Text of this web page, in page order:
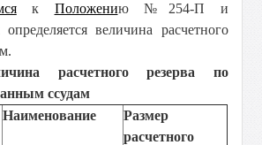
к Положению №254-П и
величина расчетного
расчетного резерва по
ссудам
Наименование
Размер
расчетного